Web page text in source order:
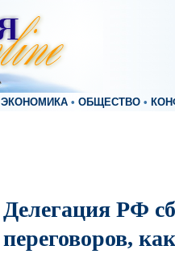
ЭКОНОМИКА • ОБЩЕСТВО •
Делегация РФ
переговоров,